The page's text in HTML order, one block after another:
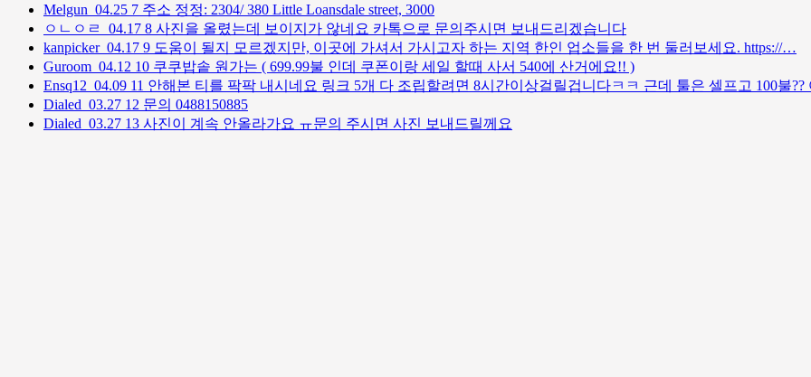
Melgun 04.25 7 주소 정정: 2304/ 380 Little Loansdale street, 3000
ㅇㄴㅇㄹ
04.17 8 사진을 올렸는데 보이지가 않네요 카톡으로 문의주시면 보내드리겠습니다
kanpicker 04.17 9 도움이 될지 모르겠지만, 이곳에 가셔서 가시고자 하는 지역 한인 업소들을 한 번 둘러보세요. https://…
Guroom 04.12 10 쿠쿠밥솥 원가는 ( 699.99불 인데 쿠폰이랑 세일 할때 사서 540에 산거에요!! )
Ensq12 04.09 11 안해본 티를 팍팍 내시네요 링크 5개 다 조립할려면 8시간이상걸릴겁니다ㅋㅋ 근데 툴은 셀프고 100불
Dialed 03.27 12 문의 0488150885
Dialed 03.27 13 사진이 계속 안올라가요 ㅠ문의 주시면 사진 보내드릴께요